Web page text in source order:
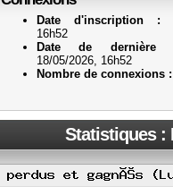
Date d'inscription :
16h52
Date de dernière
18/05/2026, 16h52
Nombre de connexions :
Statistiques :